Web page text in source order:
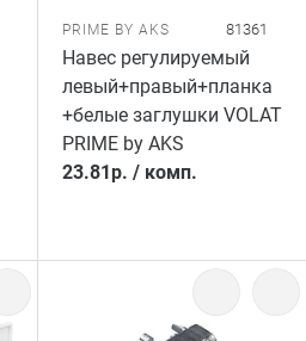
PRIME BY AKS 81361
Навес регулируемый
левый+правый+планка
+белые заглушки VOLAT
PRIME by AKS
23.81р. / комп.